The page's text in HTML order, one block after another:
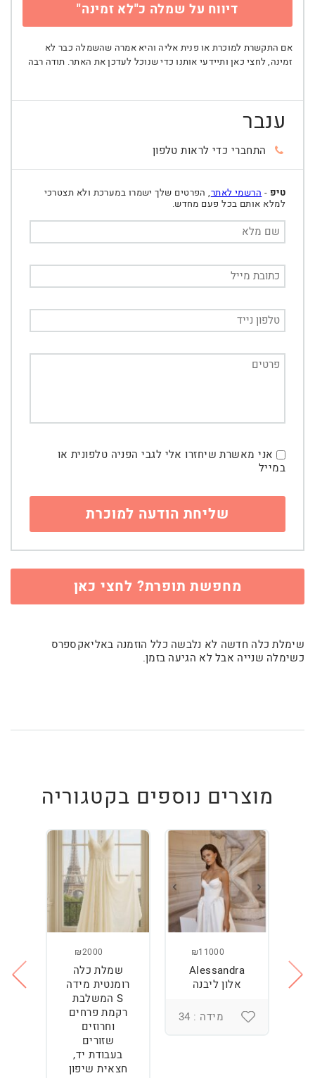
דיווח על שמלה כ"לא זמינה"
אם התקשרת למוכרת או פנית אליה והיא אמרה שהשמלה כבר לא
זמינה, לחצי כאן ותיידעי אותנו כדי שנוכל לעדכן את האתר. תודה רבה
ענבר
התחברי כדי לראות טלפון
טיפ - הרשמי לאתר, הפרטים שלך ישמרו במערכת ולא תצטרכי
למלא אותם בכל פעם מחדש.
אני מאשרת שיחזרו אלי לגבי הפניה טלפונית או
במייל
מחפשת תופרת? לחצי כאן
שימלת כלה חדשה לא נלבשה כלל הוזמנה באליאקספרס
כשימלה שנייה אבל לא הגיעה בזמן.
מוצרים נוספים בקטגוריה
₪11000
Alessandra
אלון ליבנה
מידה : 34
₪2000
שמלת כלה
רומנטית מידה
S המשלבת
רקמת פרחים
וחרוזים
שזורים
בעבודת יד,
חצאית שיפון